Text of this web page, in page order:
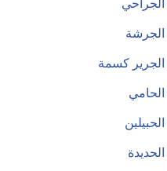
الجرشة
الجرير كسمة
الحامي
الحبيلين
الحديدة